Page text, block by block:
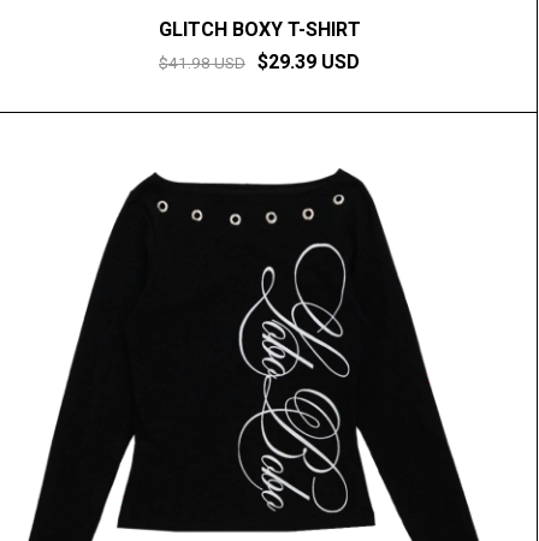
GLITCH BOXY T-SHIRT
$41.98 USD $29.39 USD